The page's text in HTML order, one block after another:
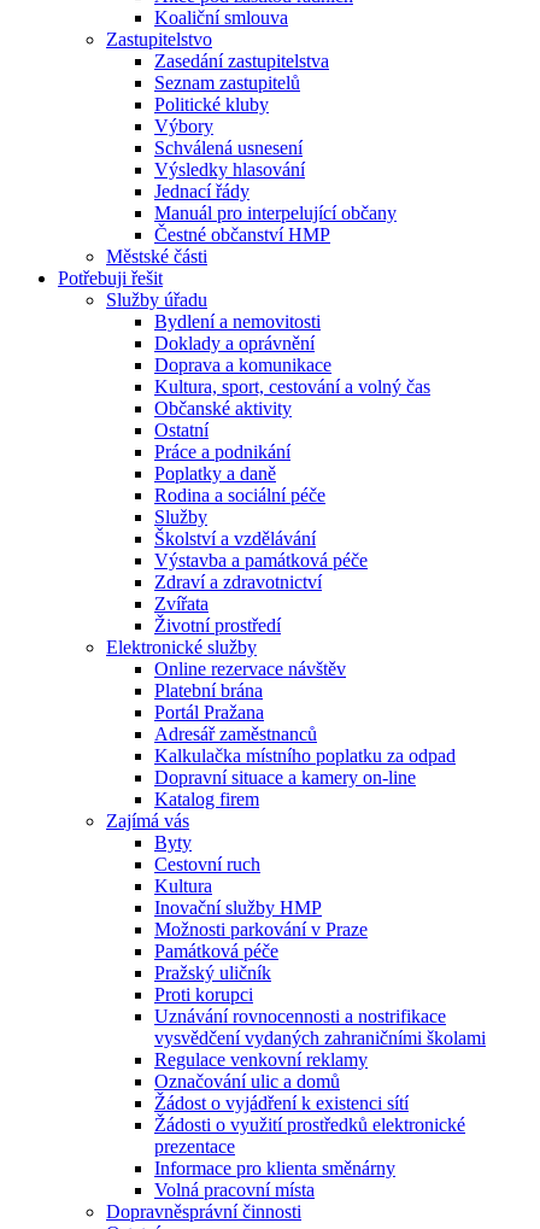
Koaliční smlouva
Zastupitelstvo
Zasedání zastupitelstva
Seznam zastupitelů
Politické kluby
Výbory
Schválená usnesení
Výsledky hlasování
Jednací řády
Manuál pro interpelující občany
Čestné občanství HMP
Městské části
Potřebuji řešit
Služby úřadu
Bydlení a nemovitosti
Doklady a oprávnění
Doprava a komunikace
Kultura, sport, cestování a volný čas
Občanské aktivity
Ostatní
Práce a podnikání
Poplatky a daně
Rodina a sociální péče
Služby
Školství a vzdělávání
Výstavba a památková péče
Zdraví a zdravotnictví
Zvířata
Životní prostředí
Elektronické služby
Online rezervace návštěv
Platební brána
Portál Pražana
Adresář zaměstnanců
Kalkulačka místního poplatku za odpad
Dopravní situace a kamery on-line
Katalog firem
Zajímá vás
Byty
Cestovní ruch
Kultura
Inovační služby HMP
Možnosti parkování v Praze
Památková péče
Pražský uličník
Proti korupci
Uznávání rovnocennosti a nostrifikace
vysvědčení vydaných zahraničními školami
Regulace venkovní reklamy
Označování ulic a domů
Žádost o vyjádření k existenci sítí
Žádosti o využití prostředků elektronické
prezentace
Informace pro klienta směnárny
Volná pracovní místa
Dopravněsprávní činnosti